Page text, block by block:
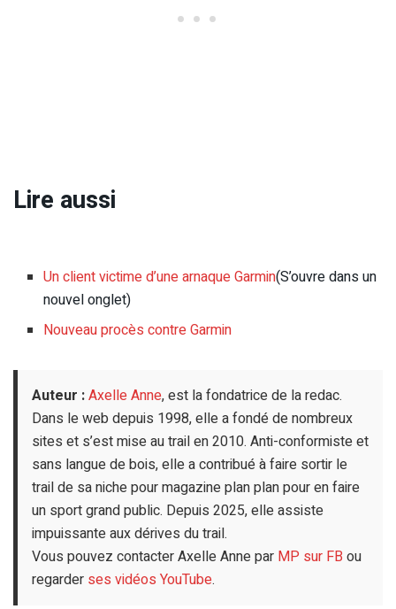
Lire aussi
Un client victime d’une arnaque Garmin(S’ouvre dans un
nouvel onglet)
Nouveau procès contre Garmin
Auteur :Axelle Anne, est la fondatrice de la redac.
Dans le web depuis 1998, elle a fondé de nombreux
sites et s’est mise au trail en 2010. Anti-conformiste et
sans langue de bois, elle a contribué à faire sortir le
trail de sa niche pour magazine plan plan pour en faire
un sport grand public. Depuis 2025, elle assiste
impuissante aux dérives du trail.
Vous pouvez contacter Axelle Anne par MP sur FB ou
regarder ses vidéos YouTube.